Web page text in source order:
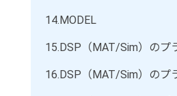
14.MODEL
15.DSP（MAT/Sim）のプ
16.DSP（MAT/Sim）のプ